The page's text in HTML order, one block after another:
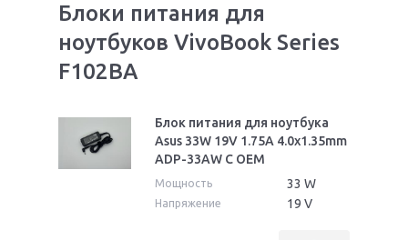
Блоки питания для
ноутбуков VivoBook Series
F102BA
Блок питания для ноутбука
Asus 33W 19V 1.75A 4.0x1.35mm
ADP-33AW C OEM
Мощность 33 W
Напряжение 19 V